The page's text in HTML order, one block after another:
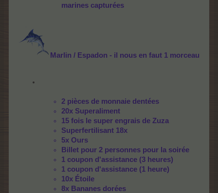
marines capturées
Marlin / Espadon - il nous en faut 1 morceau
2 pièces de monnaie dentées
20x Superaliment
15 fois le super engrais de Zuza
Superfertilisant 18x
5x Ours
Billet pour 2 personnes pour la soirée
1 coupon d'assistance (3 heures)
1 coupon d'assistance (1 heure)
10x Étoile
8x Bananes dorées